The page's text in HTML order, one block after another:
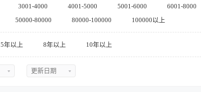
3001-4000 4001-5000 5001-6000 6001-8000
50000-80000 80000-100000 100000以上
5年以上 8年以上 10年以上
更新日期